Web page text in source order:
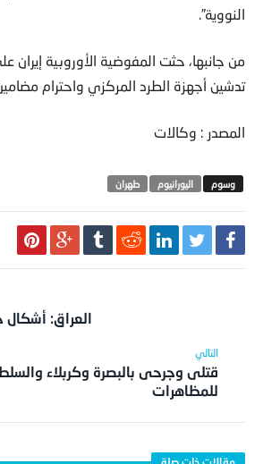
النووية”.
من جانبها، حثت المفوضية الأوروبية إيران
تدشين أجهزة الطرد المركزي واحترام
المصدر : وكالات
اليورانيوم طهران
العراق: أشكال
قتلى وجرحى بالبصرة وكربلاء
للمظاهرات